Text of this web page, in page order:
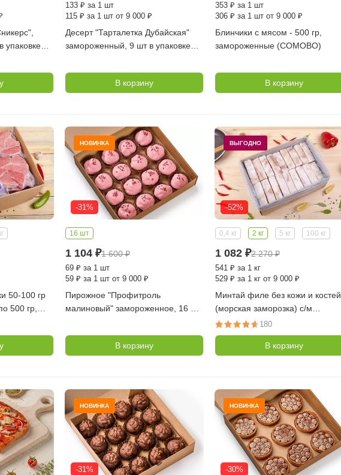
упаковке
133 ₽ за 1 шт
115 ₽ за 1 шт от 9 000 ₽
Десерт "Тарталетка Дубайская"
замороженный, 9 шт в упаковке
В корзину
353 ₽ за 1 шт
306 ₽ за 1 шт от 9 000 ₽
Блинчики с мясом - 500 гр,
замороженные (СОМОВО)
В корзину
50-100 гр
500 гр,
НОВИНКА
-31%
16 шт
1 104 ₽1 600₽
69 ₽ за 1 шт
59 ₽ за 1 шт от 9 000 ₽
Пирожное "Профитроль
малиновый" замороженное, 16 шт
В корзину
ВЫГОДНО
-52%
0,4 кг 2 кг 5 кг 100 кг
1 082 ₽2 270₽
541 ₽ за 1 кг
529 ₽ за 1 кг от 9 000 ₽
Минтай филе без кожи и костей
(морская заморозка) с/м
порционный по 100-120 гр,
коробка 2 кг
180
В корзину
НОВИНКА
-31%
НОВИНКА
-30%